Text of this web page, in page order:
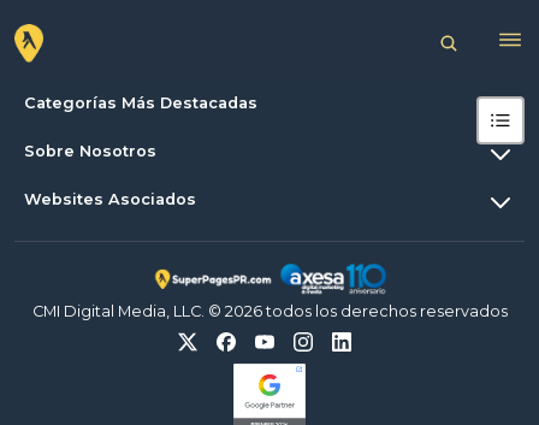
Categorías Más Destacadas
Sobre Nosotros
Websites Asociados
CMI Digital Media, LLC. © 2026 todos los derechos reservados